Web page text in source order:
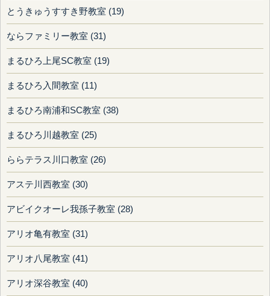
とうきゅうすすき野教室 (19)
ならファミリー教室 (31)
まるひろ上尾SC教室 (19)
まるひろ入間教室 (11)
まるひろ南浦和SC教室 (38)
まるひろ川越教室 (25)
ららテラス川口教室 (26)
アステ川西教室 (30)
アビイクオーレ我孫子教室 (28)
アリオ亀有教室 (31)
アリオ八尾教室 (41)
アリオ深谷教室 (40)